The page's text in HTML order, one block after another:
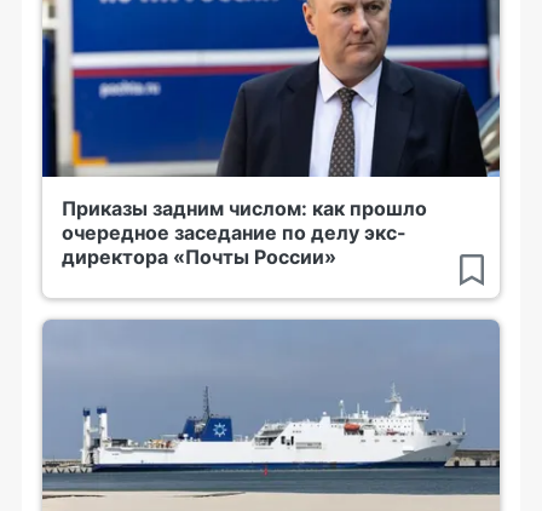
Приказы задним числом: как прошло
очередное заседание по делу экс-
директора «Почты России»